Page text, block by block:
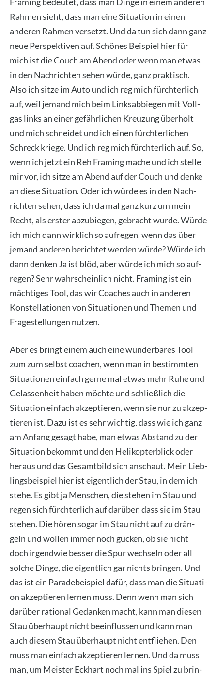
Rah­men sieht, dass man eine Situa­ti­on in einen
ande­ren Rah­men ver­setzt. Und da tun sich dann ganz
neue Per­spek­ti­ven auf. Schö­nes Bei­spiel hier für
mich ist die Couch am Abend oder wenn man etwas
in den Nach­rich­ten sehen wür­de, ganz prak­tisch.
Also ich sit­ze im Auto und ich reg mich fürch­ter­lich
auf, weil jemand mich beim Links­ab­bie­gen mit Voll­
gas links an einer gefähr­li­chen Kreu­zung über­holt
und mich schnei­det und ich einen fürch­ter­li­chen
Schreck krie­ge. Und ich reg mich fürch­ter­lich auf. So,
wenn ich jetzt ein Reh Framing mache und ich stel­le
mir vor, ich sit­ze am Abend auf der Couch und den­ke
an die­se Situa­ti­on. Oder ich wür­de es in den Nach­
rich­ten sehen, dass ich da mal ganz kurz um mein
Recht, als ers­ter abzu­bie­gen, gebracht wur­de. Wür­de
ich mich dann wirk­lich so auf­re­gen, wenn das über
jemand ande­ren berich­tet wer­den wür­de? Wür­de ich
dann den­ken Ja ist blöd, aber wür­de ich mich so auf­
re­gen? Sehr wahr­schein­lich nicht. Framing ist ein
mäch­ti­ges Tool, das wir Coa­ches auch in ande­ren
Kon­stel­la­tio­nen von Situa­tio­nen und The­men und
Fra­ge­stel­lun­gen nut­zen.
Aber es bringt einem auch eine wun­der­ba­res Tool
zum zum selbst coa­chen, wenn man in bestimm­ten
Situa­tio­nen ein­fach ger­ne mal etwas mehr Ruhe und
Gelas­sen­heit haben möch­te und schließ­lich die
Situa­ti­on ein­fach akzep­tie­ren, wenn sie nur zu akzep­
tie­ren ist. Dazu ist es sehr wich­tig, dass wie ich ganz
am Anfang gesagt habe, man etwas Abstand zu der
Situa­ti­on bekommt und den Heli­ko­pter­blick oder
her­aus und das Gesamt­bild sich anschaut. Mein Lieb­
lings­bei­spiel hier ist eigent­lich der Stau, in dem ich
ste­he. Es gibt ja Men­schen, die ste­hen im Stau und
regen sich fürch­ter­lich auf dar­über, dass sie im Stau
ste­hen. Die hören sogar im Stau nicht auf zu drän­
geln und wol­len immer noch gucken, ob sie nicht
doch irgend­wie bes­ser die Spur wech­seln oder all
sol­che Din­ge, die eigent­lich gar nichts brin­gen. Und
das ist ein Para­de­bei­spiel dafür, dass man die Situa­ti­
on akzep­tie­ren ler­nen muss. Denn wenn man sich
dar­über ratio­nal Gedan­ken macht, kann man die­sen
Stau über­haupt nicht beein­flus­sen und kann man
auch die­sem Stau über­haupt nicht ent­flie­hen. Den
muss man ein­fach akzep­tie­ren ler­nen. Und da muss
man, um Meis­ter Eck­hart noch mal ins Spiel zu brin­